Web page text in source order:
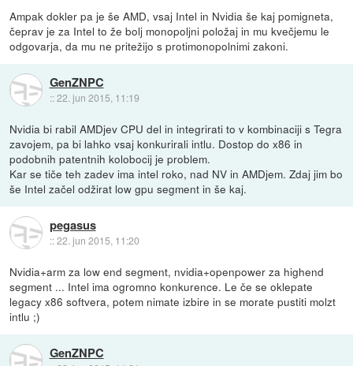
Ampak dokler pa je še AMD, vsaj Intel in Nvidia še kaj pomigneta,
čeprav je za Intel to že bolj monopoljni položaj in mu kvečjemu le
odgovarja, da mu ne pritežijo s protimonopolnimi zakoni.
GenZNPC
::22. jun 2015, 11:19
Nvidia bi rabil AMDjev CPU del in integrirati to v kombinaciji s Tegra
zavojem, pa bi lahko vsaj konkurirali intlu. Dostop do x86 in
podobnih patentnih kolobocij je problem.
Kar se tiče teh zadev ima intel roko, nad NV in AMDjem. Zdaj jim bo
še Intel začel odžirat low gpu segment in še kaj.
pegasus
::22. jun 2015, 11:20
Nvidia+arm za low end segment, nvidia+openpower za highend
segment ... Intel ima ogromno konkurence. Le če se oklepate
legacy x86 softvera, potem nimate izbire in se morate pustiti molzt
intlu ;)
GenZNPC